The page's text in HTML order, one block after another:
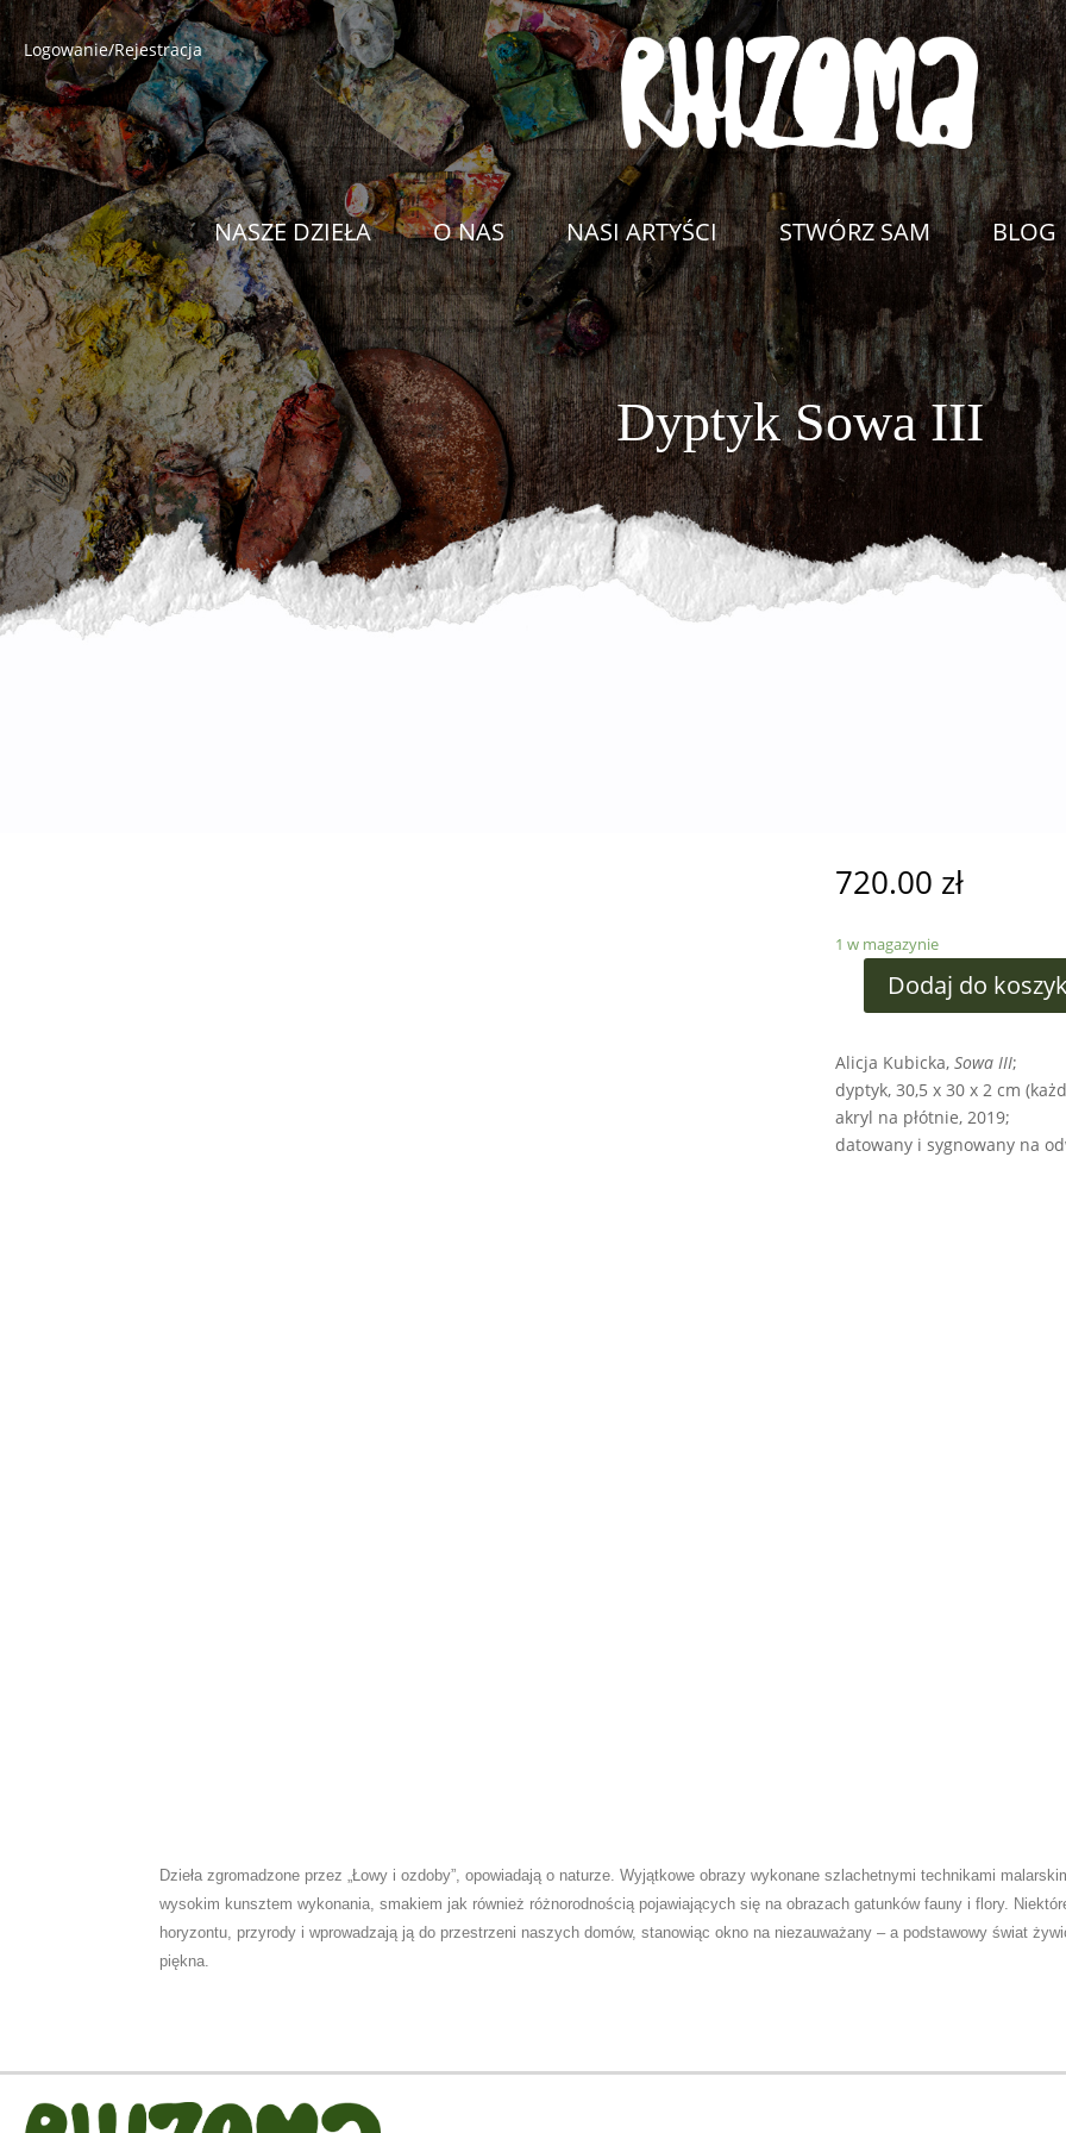
Logowanie/Rejestracja
NASZE DZIEŁA O NAS NASI ARTYŚCI STWÓRZ SAM BLOG
Dyptyk Sowa III
720.00 zł
1 w magazynie
Dodaj do
Alicja Kubicka, Sowa III;
dyptyk, 30,5 x 30 x 2 cm
akryl na płótnie, 2019;
datowany i sygnowany na
Dzieła zgromadzone przez „Łowy i ozdoby”, opowiadają o naturze. Wyjątkowe obrazy wykonane szlachetnymi technikami
wysokim kunsztem wykonania, smakiem jak również różnorodnością pojawiających się na obrazach gatunków fauny i flory.
horyzontu, przyrody i wprowadzają ją do przestrzeni naszych domów, stanowiąc okno na niezauważany – a podstawowy świat
piękna.